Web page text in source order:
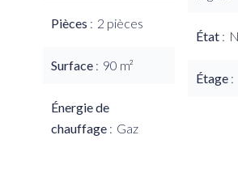
Pièces 2 pièces
Surface 90 m²
Énergie de
chauffage
Gaz
État
Étage